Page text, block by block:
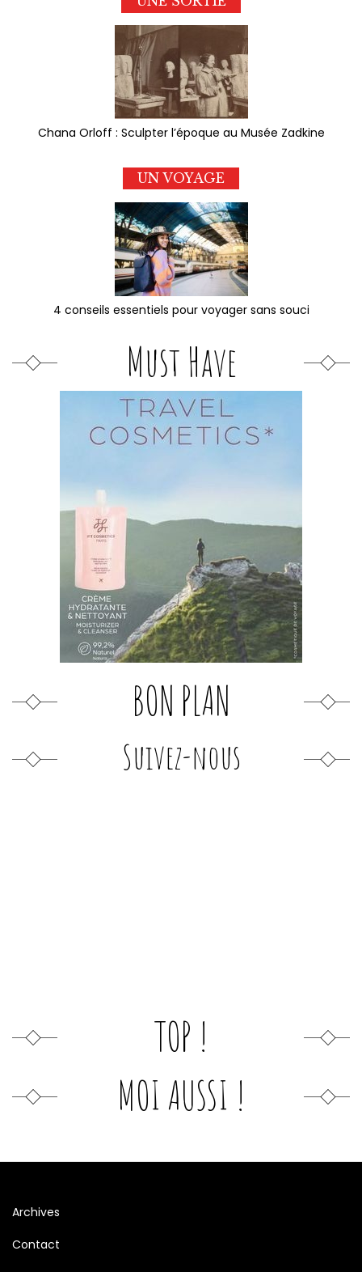
Chana Orloff : Sculpter l’époque au Musée Zadkine
UN VOYAGE
4 conseils essentiels pour voyager sans souci
Must Have
BON PLAN
Suivez-nous
TOP !
MOI AUSSI !
Archives
Contact